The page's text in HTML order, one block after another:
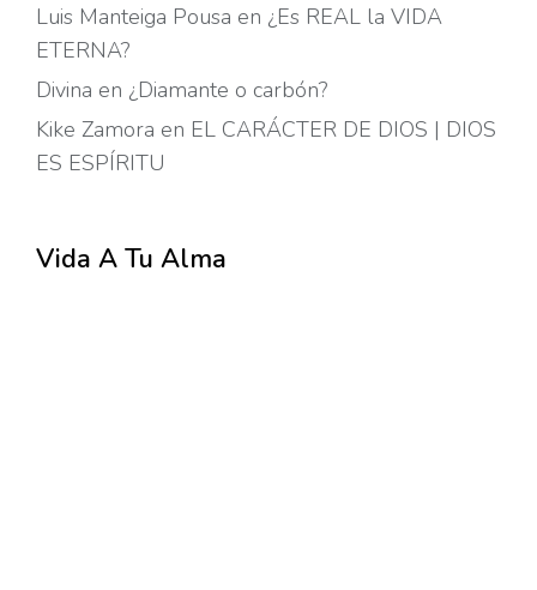
Luis Manteiga Pousa en ¿Es REAL la VIDA
ETERNA?
Divina en ¿Diamante o carbón?
Kike Zamora en EL CARÁCTER DE DIOS | DIOS
ES ESPÍRITU
Vida A Tu Alma